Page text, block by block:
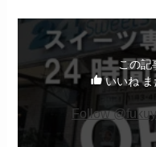
この記
いいね ま
Follow